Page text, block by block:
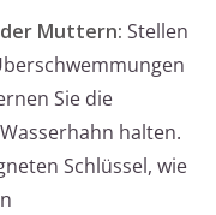
Muttern: Stellen
Sie die
halten.
Schlüssel, wie